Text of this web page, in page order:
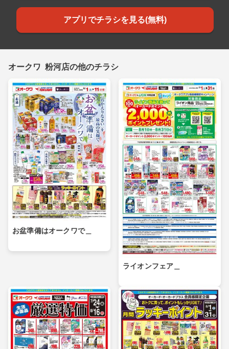
アプリでチラシを見る(無料)
オークワ 粉河店の他のチラシ
お盆準備はオークワで＿
ライオンフェア＿